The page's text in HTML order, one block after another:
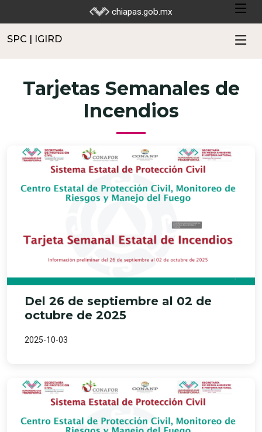
chiapas.gob.mx
SPC | IGIRD
Tarjetas Semanales de
Incendios
Del 26 de septiembre al 02 de
octubre de 2025
2025-10-03